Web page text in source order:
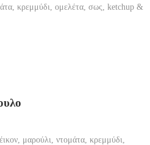
κρεμμύδι, ομελέτα, σως, ketchup &
μαρούλι, ντομάτα, κρεμμύδι,